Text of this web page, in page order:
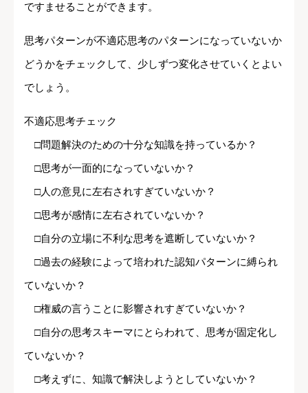
ですませることができます。
思考パターンが不適応思考のパターンになっていないか
どうかをチェックして、少しずつ変化させていくとよい
でしょう。
不適応思考チェック
□問題解決のための十分な知識を持っているか？
□思考が一面的になっていないか？
□人の意見に左右されすぎていないか？
□思考が感情に左右されていないか？
□自分の立場に不利な思考を遮断していないか？
□過去の経験によって培われた認知パターンに縛られ
ていないか？
□権威の言うことに影響されすぎていないか？
□自分の思考スキーマにとらわれて、思考が固定化し
ていないか？
□考えずに、知識で解決しようとしていないか？